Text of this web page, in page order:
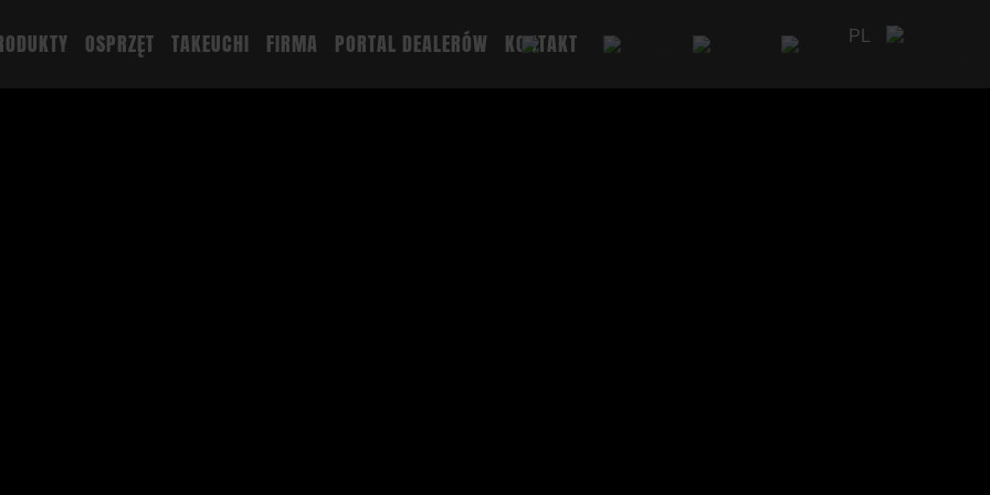
OSPRZĘT TAKEUCHI FIRMA PORTAL DEALERÓW KONTAKT PL